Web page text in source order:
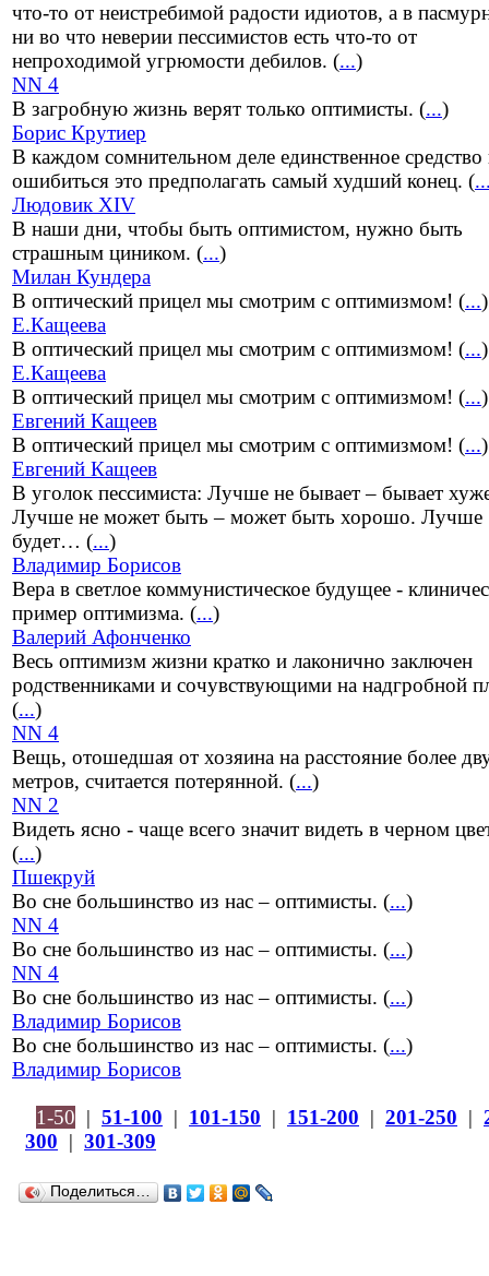
что-то от неистребимой радости идиотов, а в
ни во что неверии пессимистов есть что-то от
непроходимой угрюмости дебилов. (...)
NN 4
В загробную жизнь верят только оптимисты. (...)
Борис Крутиер
В каждом сомнительном деле единственное средство
ошибиться это предполагать самый худший конец. (
Людовик XIV
В наши дни, чтобы быть оптимистом, нужно быть
страшным циником. (...)
Милан Кундера
В оптический прицел мы смотрим с оптимизмом! (...)
Е.Кащеева
В оптический прицел мы смотрим с оптимизмом! (...)
Е.Кащеева
В оптический прицел мы смотрим с оптимизмом! (...)
Евгений Кащеев
В оптический прицел мы смотрим с оптимизмом! (...)
Евгений Кащеев
В уголок пессимиста: Лучше не бывает – бывает
Лучше не может быть – может быть хорошо. Лучше
будет… (...)
Владимир Борисов
Вера в светлое коммунистическое будущее -
пример оптимизма. (...)
Валерий Афонченко
Весь оптимизм жизни кратко и лаконично заключен
родственниками и сочувствующими на надгробной
(...)
NN 4
Вещь, отошедшая от хозяина на расстояние более
метров, считается потерянной. (...)
NN 2
Видеть ясно - чаще всего значит видеть в черном
(...)
Пшекруй
Во сне большинство из нас – оптимисты. (...)
NN 4
Во сне большинство из нас – оптимисты. (...)
NN 4
Во сне большинство из нас – оптимисты. (...)
Владимир Борисов
Во сне большинство из нас – оптимисты. (...)
Владимир Борисов
1-50 | 51-100 | 101-150 | 151-200 | 201-250 |
300 | 301-309
Поделиться…